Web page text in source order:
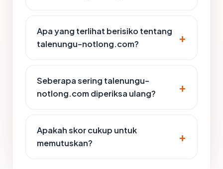
Apa yang terlihat berisiko tentang
talenungu-notlong.com?
Seberapa sering talenungu-
notlong.com diperiksa ulang?
Apakah skor cukup untuk
memutuskan?